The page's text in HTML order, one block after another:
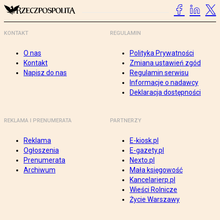
KONTAKT
O nas
Kontakt
Napisz do nas
REGULAMIN
Polityka Prywatności
Zmiana ustawień zgód
Regulamin serwisu
Informacje o nadawcy
Deklaracja dostępności
REKLAMA I PRENUMERATA
Reklama
Ogłoszenia
Prenumerata
Archiwum
PARTNERZY
E-kiosk.pl
E-gazety.pl
Nexto.pl
Mała księgowość
Kancelarierp.pl
Wieści Rolnicze
Życie Warszawy